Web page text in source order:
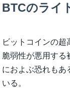
BTCのライ
ビットコインの
脆弱性が悪用する
におよぶ恐れもあ
いる。